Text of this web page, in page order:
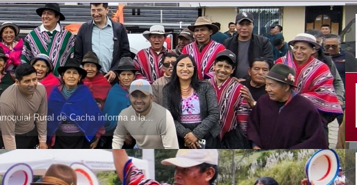
Rural de Cacha informa a la...